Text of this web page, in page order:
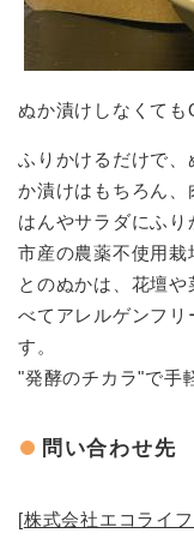
ぬか漬けしなくても
ふりかけるだけで
か漬けはもちろん
はんやサラダにふ
市産の農薬不使用
とのぬかは、花壇
べてアレルゲンフ
す。
"発酵のチカラ"で手
問い合わせ先
[株式会社エコライ